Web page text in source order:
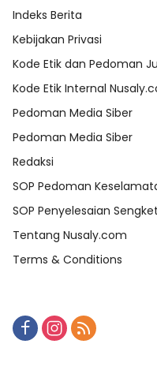
Indeks Berita
Kebijakan Privasi
Kode Etik dan Pedoman
Kode Etik Internal
Pedoman Media Siber
Pedoman Media Siber
Redaksi
SOP Pedoman
SOP Penyelesaian
Tentang Nusaly.com
Terms & Conditions